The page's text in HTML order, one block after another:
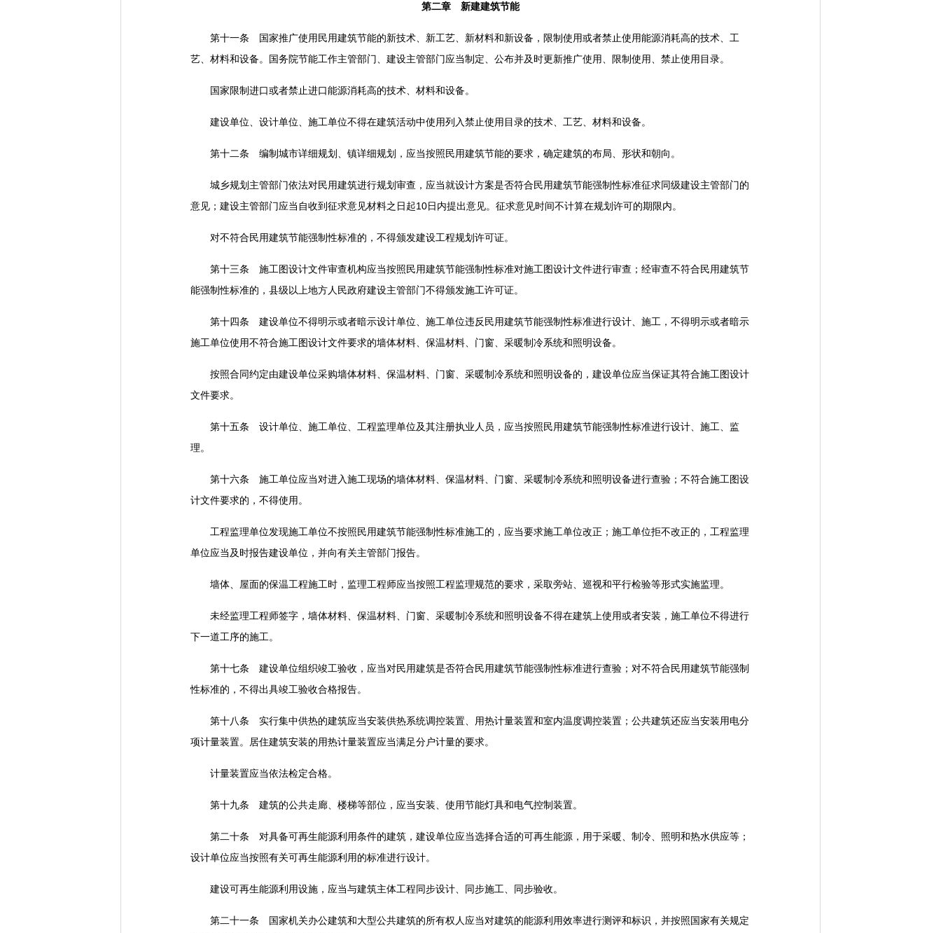
第二章 新建建筑节能
第十一条 国家推广使用民用建筑节能的新技术、新工艺、新材料和新设备，限制使用或者禁止使用能源消耗高的技术、工
艺、材料和设备。国务院节能工作主管部门、建设主管部门应当制定、公布并及时更新推广使用、限制使用、禁止使用目录。
国家限制进口或者禁止进口能源消耗高的技术、材料和设备。
建设单位、设计单位、施工单位不得在建筑活动中使用列入禁止使用目录的技术、工艺、材料和设备。
第十二条 编制城市详细规划、镇详细规划，应当按照民用建筑节能的要求，确定建筑的布局、形状和朝向。
城乡规划主管部门依法对民用建筑进行规划审查，应当就设计方案是否符合民用建筑节能强制性标准征求同级建设主管部门的
意见；建设主管部门应当自收到征求意见材料之日起10日内提出意见。征求意见时间不计算在规划许可的期限内。
对不符合民用建筑节能强制性标准的，不得颁发建设工程规划许可证。
第十三条 施工图设计文件审查机构应当按照民用建筑节能强制性标准对施工图设计文件进行审查；经审查不符合民用建筑节
能强制性标准的，县级以上地方人民政府建设主管部门不得颁发施工许可证。
第十四条 建设单位不得明示或者暗示设计单位、施工单位违反民用建筑节能强制性标准进行设计、施工，不得明示或者暗示
施工单位使用不符合施工图设计文件要求的墙体材料、保温材料、门窗、采暖制冷系统和照明设备。
按照合同约定由建设单位采购墙体材料、保温材料、门窗、采暖制冷系统和照明设备的，建设单位应当保证其符合施工图设计
文件要求。
第十五条 设计单位、施工单位、工程监理单位及其注册执业人员，应当按照民用建筑节能强制性标准进行设计、施工、监
理。
第十六条 施工单位应当对进入施工现场的墙体材料、保温材料、门窗、采暖制冷系统和照明设备进行查验；不符合施工图设
计文件要求的，不得使用。
工程监理单位发现施工单位不按照民用建筑节能强制性标准施工的，应当要求施工单位改正；施工单位拒不改正的，工程监理
单位应当及时报告建设单位，并向有关主管部门报告。
墙体、屋面的保温工程施工时，监理工程师应当按照工程监理规范的要求，采取旁站、巡视和平行检验等形式实施监理。
未经监理工程师签字，墙体材料、保温材料、门窗、采暖制冷系统和照明设备不得在建筑上使用或者安装，施工单位不得进行
下一道工序的施工。
第十七条 建设单位组织竣工验收，应当对民用建筑是否符合民用建筑节能强制性标准进行查验；对不符合民用建筑节能强制
性标准的，不得出具竣工验收合格报告。
第十八条 实行集中供热的建筑应当安装供热系统调控装置、用热计量装置和室内温度调控装置；公共建筑还应当安装用电分
项计量装置。居住建筑安装的用热计量装置应当满足分户计量的要求。
计量装置应当依法检定合格。
第十九条 建筑的公共走廊、楼梯等部位，应当安装、使用节能灯具和电气控制装置。
第二十条 对具备可再生能源利用条件的建筑，建设单位应当选择合适的可再生能源，用于采暖、制冷、照明和热水供应等；
设计单位应当按照有关可再生能源利用的标准进行设计。
建设可再生能源利用设施，应当与建筑主体工程同步设计、同步施工、同步验收。
第二十一条 国家机关办公建筑和大型公共建筑的所有权人应当对建筑的能源利用效率进行测评和标识，并按照国家有关规定